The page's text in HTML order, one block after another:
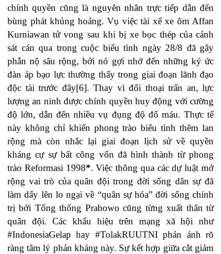
chính quyền cũng là nguyên nhân trực tiếp dẫn đến
bùng phát khủng hoảng. Vụ việc tài xế xe ôm Affan
Kurniawan tử vong sau khi bị xe bọc thép của cảnh
sát cán qua trong cuộc biểu tình ngày 28/8 đã gây
phẫn nộ sâu rộng, bởi nó gợi nhớ đến những ký ức
đàn áp bạo lực thường thấy trong giai đoạn lãnh đạo
độc tài trước đây[6]. Thay vì đối thoại trấn an, lực
lượng an ninh được chính quyền huy động với cường
độ lớn, dẫn đến nhiều vụ đụng độ đổ máu. Thực tế
này không chỉ khiến phong trào biểu tình thêm lan
rộng mà còn nhắc lại giai đoạn lịch sử về quyền
kháng cự sự bất công vốn đã hình thành từ phong
trào Reformasi 1998*. Việc thông qua các dự luật mở
rộng vai trò của quân đội trong đời sống dân sự đã
làm dấy lên lo ngại về “quân sự hóa” đời sống chính
trị bởi Tổng thống Prabowo cũng từng xuất thân từ
quân đội. Các khẩu hiệu trên mạng xã hội như
#IndonesiaGelap hay #TolakRUUTNI phản ánh rõ
ràng tâm lý phản kháng này. Sự kết hợp giữa cắt giảm